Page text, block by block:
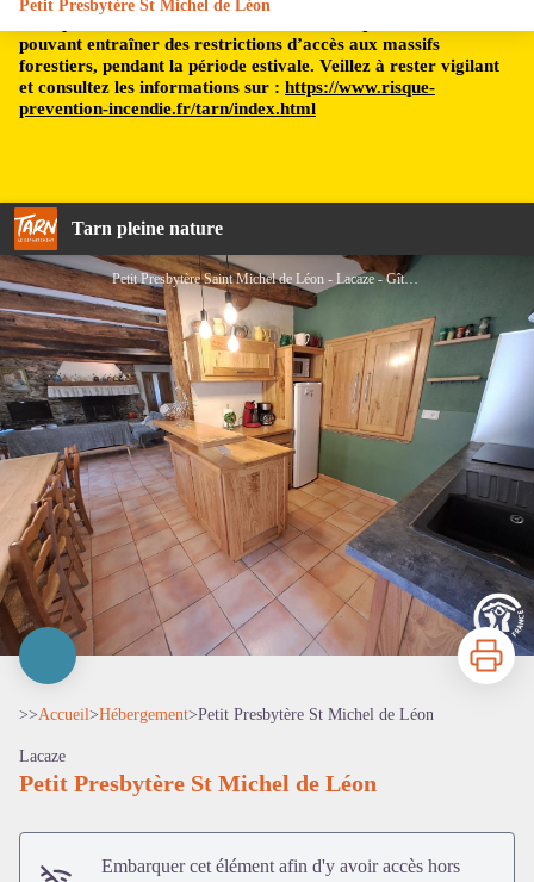
pouvant entraîner des restrictions d’accès aux massifs
forestiers, pendant la période estivale. Veillez à rester vigilant
et consultez les informations sur : https://www.risque-
prevention-incendie.fr/tarn/index.html
Tarn pleine nature
Petit Presbytère St Michel de Léon
Petit Presbytère Saint Michel de Léon - Lacaze - Gîtes de France Sud - pièce à vivre - Gîtes de France
Voir l'image en plein écran
Imprimer
>>Accueil>Hébergement>Petit Presbytère St Michel de Léon
Lacaze
Petit Presbytère St Michel de Léon
Embarquer cet élément afin d'y avoir accès hors